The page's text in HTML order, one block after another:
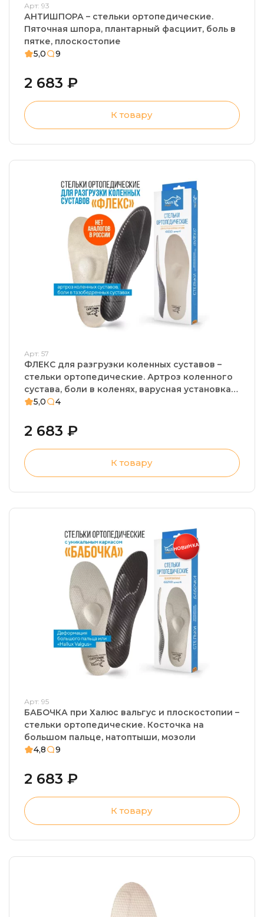
Арт: 93
АНТИШПОРА – стельки ортопедические.
Пяточная шпора, плантарный фасциит, боль в
пятке, плоскостопие
5,0
9
2 683 ₽
К товару
Арт: 57
ФЛЕКС для разгрузки коленных суставов –
стельки ортопедические. Артроз коленного
сустава, боли в коленях, варусная установка
стопы, плоскостопие
5,0 4
2 683 ₽
К товару
Арт: 95
БАБОЧКА при Халюс вальгус и плоскостопии –
стельки ортопедические. Косточка на
большом пальце, натоптыши, мозоли
4,8
9
2 683 ₽
К товару